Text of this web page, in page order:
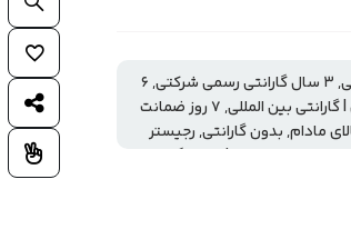
18 ماه گارانتی رسمی شرکتی | رجیستر شده, 18 ماه گارانتی شرکتی, ۳ سال گارانتی رسمی شرکتی, 6
ماه گارانتی شرکتی, 7 روز ضمانت تعویض, 7 روز ضمانت تعویض | گارانتی بین المللی, ۷ روز ضمانت
کالای مادام, بدون گارانتی, رجیستر
رسمی شرکتی | اتمام گارانتی,